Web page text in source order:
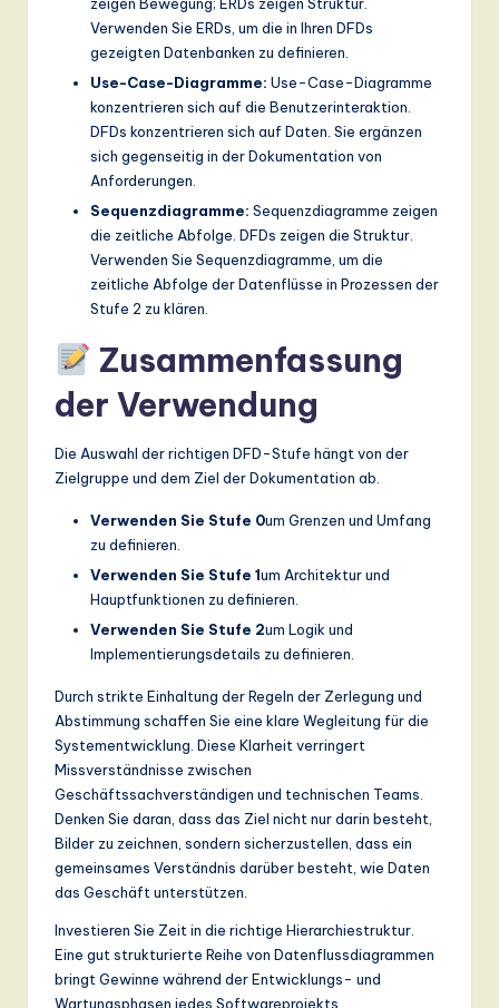
Verwenden Sie ERDs, um die in Ihren DFDs
gezeigten Datenbanken zu definieren.
Use-Case-Diagramme: Use-Case-Diagramme
konzentrieren sich auf die Benutzerinteraktion.
DFDs konzentrieren sich auf Daten. Sie ergänzen
sich gegenseitig in der Dokumentation von
Anforderungen.
Sequenzdiagramme: Sequenzdiagramme zeigen
die zeitliche Abfolge. DFDs zeigen die Struktur.
Verwenden Sie Sequenzdiagramme, um die
zeitliche Abfolge der Datenflüsse in Prozessen der
Stufe 2 zu klären.
Zusammenfassung
der Verwendung
Die Auswahl der richtigen DFD-Stufe hängt von der
Zielgruppe und dem Ziel der Dokumentation ab.
Verwenden Sie Stufe 0um Grenzen und Umfang
zu definieren.
Verwenden Sie Stufe 1um Architektur und
Hauptfunktionen zu definieren.
Verwenden Sie Stufe 2um Logik und
Implementierungsdetails zu definieren.
Durch strikte Einhaltung der Regeln der Zerlegung und
Abstimmung schaffen Sie eine klare Wegleitung für die
Systementwicklung. Diese Klarheit verringert
Missverständnisse zwischen
Geschäftssachverständigen und technischen Teams.
Denken Sie daran, dass das Ziel nicht nur darin besteht,
Bilder zu zeichnen, sondern sicherzustellen, dass ein
gemeinsames Verständnis darüber besteht, wie Daten
das Geschäft unterstützen.
Investieren Sie Zeit in die richtige Hierarchiestruktur.
Eine gut strukturierte Reihe von Datenflussdiagrammen
bringt Gewinne während der Entwicklungs- und
Wartungsphasen jedes Softwareprojekts.